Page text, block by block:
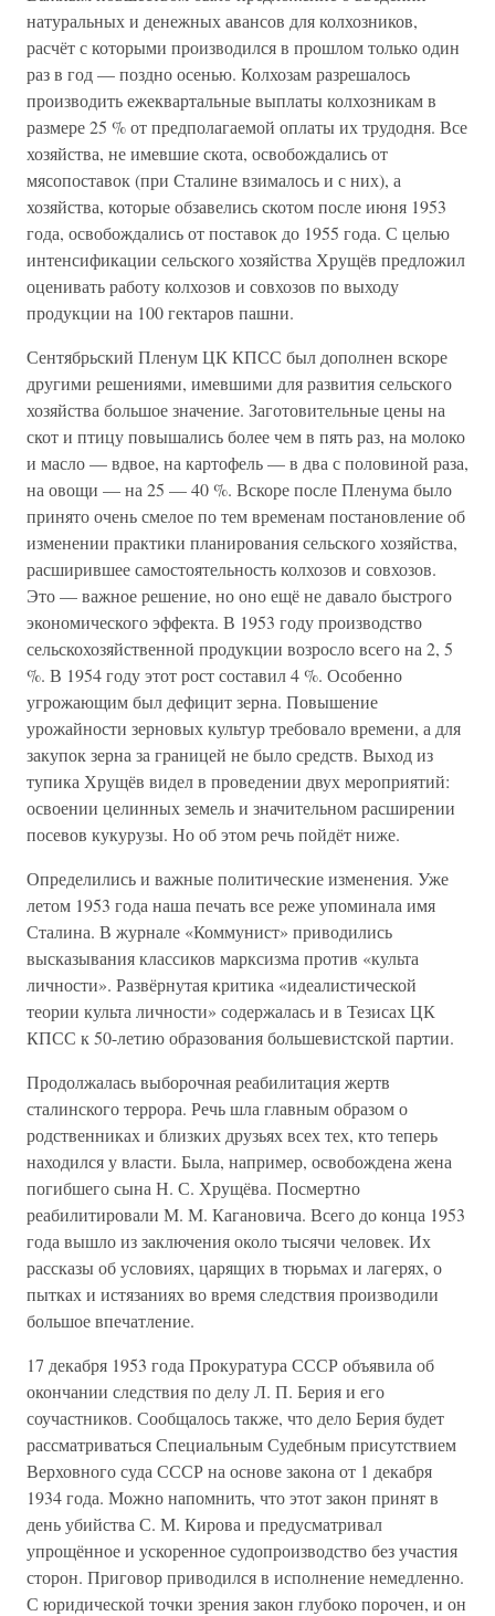
натуральных и денежных авансов для колхозников,
расчёт с которыми производился в прошлом только один
раз в год — поздно осенью. Колхозам разрешалось
производить ежеквартальные выплаты колхозникам в
размере 25 % от предполагаемой оплаты их трудодня. Все
хозяйства, не имевшие скота, освобождались от
мясопоставок (при Сталине взималось и с них), а
хозяйства, которые обзавелись скотом после июня 1953
года, освобождались от поставок до 1955 года. С целью
интенсификации сельского хозяйства Хрущёв предложил
оценивать работу колхозов и совхозов по выходу
продукции на 100 гектаров пашни.
Сентябрьский Пленум ЦК КПСС был дополнен вскоре
другими решениями, имевшими для развития сельского
хозяйства большое значение. Заготовительные цены на
скот и птицу повышались более чем в пять раз, на молоко
и масло — вдвое, на картофель — в два с половиной раза,
на овощи — на 25 — 40 %. Вскоре после Пленума было
принято очень смелое по тем временам постановление об
изменении практики планирования сельского хозяйства,
расширившее самостоятельность колхозов и совхозов.
Это — важное решение, но оно ещё не давало быстрого
экономического эффекта. В 1953 году производство
сельскохозяйственной продукции возросло всего на 2, 5
%. В 1954 году этот рост составил 4 %. Особенно
угрожающим был дефицит зерна. Повышение
урожайности зерновых культур требовало времени, а для
закупок зерна за границей не было средств. Выход из
тупика Хрущёв видел в проведении двух мероприятий:
освоении целинных земель и значительном расширении
посевов кукурузы. Но об этом речь пойдёт ниже.
Определились и важные политические изменения. Уже
летом 1953 года наша печать все реже упоминала имя
Сталина. В журнале «Коммунист» приводились
высказывания классиков марксизма против «культа
личности». Развёрнутая критика «идеалистической
теории культа личности» содержалась и в Тезисах ЦК
КПСС к 50-летию образования большевистской партии.
Продолжалась выборочная реабилитация жертв
сталинского террора. Речь шла главным образом о
родственниках и близких друзьях всех тех, кто теперь
находился у власти. Была, например, освобождена жена
погибшего сына Н. С. Хрущёва. Посмертно
реабилитировали М. М. Кагановича. Всего до конца 1953
года вышло из заключения около тысячи человек. Их
рассказы об условиях, царящих в тюрьмах и лагерях, о
пытках и истязаниях во время следствия производили
большое впечатление.
17 декабря 1953 года Прокуратура СССР объявила об
окончании следствия по делу Л. П. Берия и его
соучастников. Сообщалось также, что дело Берия будет
рассматриваться Специальным Судебным присутствием
Верховного суда СССР на основе закона от 1 декабря
1934 года. Можно напомнить, что этот закон принят в
день убийства С. М. Кирова и предусматривал
упрощённое и ускоренное судопроизводство без участия
сторон. Приговор приводился в исполнение немедленно.
С юридической точки зрения закон глубоко порочен, и он